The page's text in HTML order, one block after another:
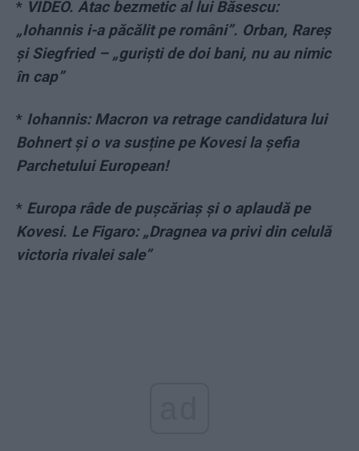
* VIDEO. Atac bezmetic al lui Băsescu:
„Iohannis i-a păcălit pe români”. Orban, Rareș
și Siegfried – „guriști de doi bani, nu au nimic
în cap”
* Iohannis: Macron va retrage candidatura lui
Bohnert și o va susține pe Kovesi la șefia
Parchetului European!
* Europa râde de pușcăriaș și o aplaudă pe
Kovesi. Le Figaro: „Dragnea va privi din celulă
victoria rivalei sale”